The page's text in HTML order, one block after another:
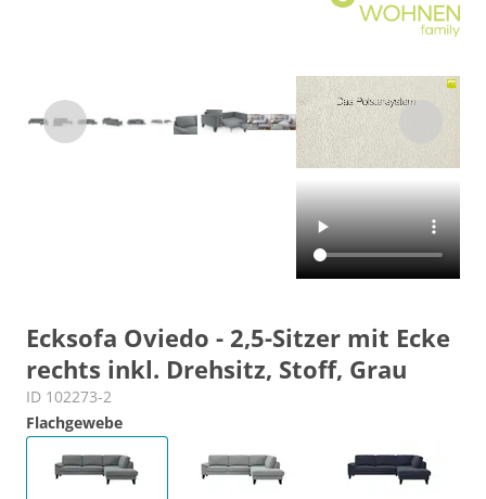
Ecksofa Oviedo - 2,5-Sitzer mit Ecke
rechts inkl. Drehsitz, Stoff, Grau
ID 102273-2
Flachgewebe